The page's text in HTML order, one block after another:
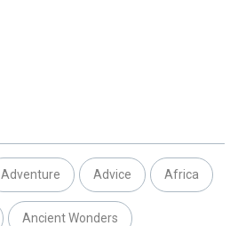
Adventure Advice Africa
Ancient Wonders